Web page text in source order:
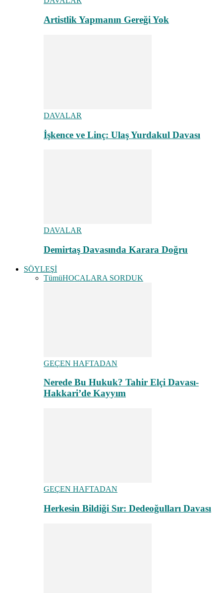
Artistlik Yapmanın Gereği Yok
DAVALAR
İşkence ve Linç: Ulaş Yurdakul Davası
DAVALAR
Demirtaş Davasında Karara Doğru
SÖYLEŞİ
TümüHOCALARA SORDUK
GEÇEN HAFTADAN
Nerede Bu Hukuk? Tahir Elçi Davası-
Hakkari’de Kayyım
GEÇEN HAFTADAN
Herkesin Bildiği Sır: Dedeoğulları Davası